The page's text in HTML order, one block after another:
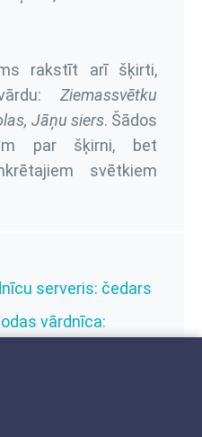
rakstīt arī šķirti,
Ziemassvētku
Jāņu siers. Šādos
par šķirni, bet
svētkiem
serveris: čedars
vārdnīca: